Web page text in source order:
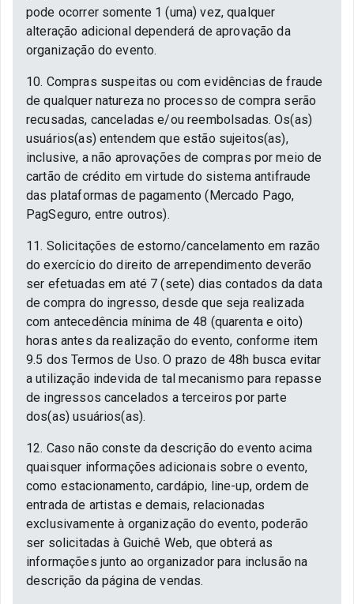
pode ocorrer somente 1 (uma) vez, qualquer
alteração adicional dependerá de aprovação da
organização do evento.
10. Compras suspeitas ou com evidências de fraude
de qualquer natureza no processo de compra serão
recusadas, canceladas e/ou reembolsadas. Os(as)
usuários(as) entendem que estão sujeitos(as),
inclusive, a não aprovações de compras por meio de
cartão de crédito em virtude do sistema antifraude
das plataformas de pagamento (Mercado Pago,
PagSeguro, entre outros).
11. Solicitações de estorno/cancelamento em razão
do exercício do direito de arrependimento deverão
ser efetuadas em até 7 (sete) dias contados da data
de compra do ingresso, desde que seja realizada
com antecedência mínima de 48 (quarenta e oito)
horas antes da realização do evento, conforme item
9.5 dos Termos de Uso. O prazo de 48h busca evitar
a utilização indevida de tal mecanismo para repasse
de ingressos cancelados a terceiros por parte
dos(as) usuários(as).
12. Caso não conste da descrição do evento acima
quaisquer informações adicionais sobre o evento,
como estacionamento, cardápio, line-up, ordem de
entrada de artistas e demais, relacionadas
exclusivamente à organização do evento, poderão
ser solicitadas à Guichê Web, que obterá as
informações junto ao organizador para inclusão na
descrição da página de vendas.